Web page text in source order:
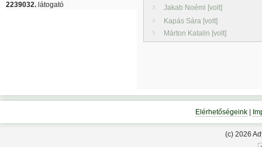
2239032. látogató 3 Jakab Noémi [volt]
4 Kapás Sára [volt]
5 Márton Katalin [volt]
Elérhetőségeink|
(c) 2026